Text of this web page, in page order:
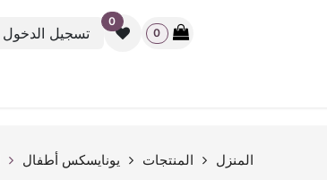
0
0
تسجيل الدخول
المنزل المنتجات يونايسكس أطفال